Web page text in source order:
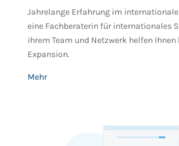
Jahrelange Erfahrung im
eine Fachberaterin für internationales
ihrem Team und Netzwerk helfen Ihnen
Expansion.
Mehr